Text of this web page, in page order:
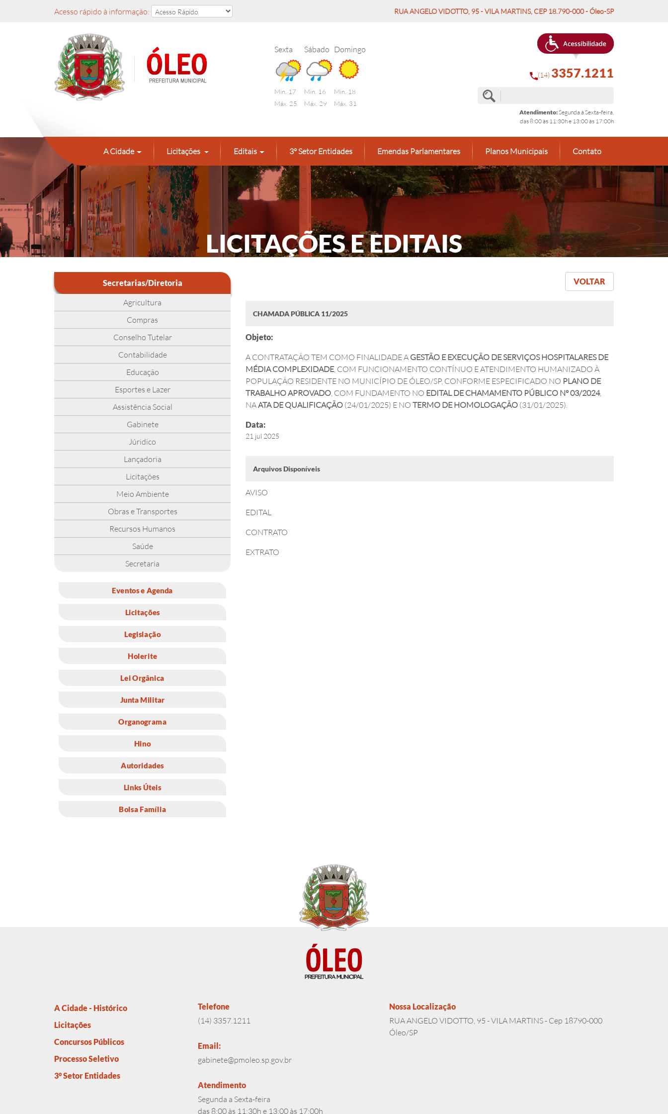
Acesso rápido à informação: RUA ANGELO VIDOTTO, 95 - VILA MARTINS, CEP 18.790-000 - Óleo-SP
Sexta
Min. 17
Máx. 25
Sábado
Min. 16
Máx. 29
Domingo
Min. 18
Máx. 31
(14) 3357.1211
Atendimento:Segunda à Sexta-feira,
das 8:00 às 11:30h e 13:00 às 17:00h
A Cidade Licitações Editais 3° Setor Entidades Emendas Parlamentares Planos Municipais Contato
LICITAÇÕES E EDITAIS
Secretarias/Diretoria
Agricultura
Compras
Conselho Tutelar
Contabilidade
Educação
Esportes e Lazer
Assistência Social
Gabinete
Júridico
Lançadoria
Licitações
Meio Ambiente
Obras e Transportes
Recursos Humanos
Saúde
Secretaria
Eventos e Agenda
Licitações
Legislação
Holerite
Lei Orgânica
Junta Militar
Organograma
Hino
Autoridades
Links Úteis
Bolsa Família
VOLTAR
CHAMADA PÚBLICA 11/2025
Objeto:
A CONTRATAÇÃO TEM COMO FINALIDADE A GESTÃO E EXECUÇÃO DE SERVIÇOS HOSPITALARES DE
MÉDIA COMPLEXIDADE, COM FUNCIONAMENTO CONTÍNUO E ATENDIMENTO HUMANIZADO À
POPULAÇÃO RESIDENTE NO MUNICÍPIO DE ÓLEO/SP, CONFORME ESPECIFICADO NO PLANO DE
TRABALHO APROVADO, COM FUNDAMENTO NO EDITAL DE CHAMAMENTO PÚBLICO Nº 03/2024,
NAATA DE QUALIFICAÇÃO (24/01/2025) E NOTERMO DE HOMOLOGAÇÃO (31/01/2025).
Data:
21 jul 2025
Arquivos Disponíveis
AVISO
EDITAL
CONTRATO
EXTRATO
A Cidade - Histórico
Licitações
Concursos Públicos
Processo Seletivo
3° Setor Entidades
Telefone
(14) 3357.1211
Email:
gabinete@pmoleo.sp.gov.br
Atendimento
Segunda a Sexta-feira
das 8:00 às 11:30h e 13:00 às 17:00h
Nossa Localização
RUA ANGELO VIDOTTO, 95 - VILA MARTINS - Cep 18790-000
Óleo/SP